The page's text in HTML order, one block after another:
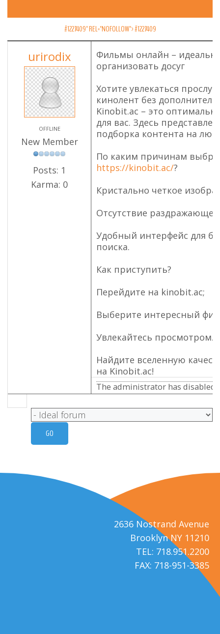
#1227409" REL="NOFOLLOW">#1227409
urirodix
OFFLINE
New Member
Posts: 1
Karma: 0
Фильмы онлайн –
организовать досуг
Хотите увлекаться
кинолент без
Kinobit.ac – это
для вас. Здесь
подборка контента на
По каким причинам
https://kinobit.ac/?
Кристально четкое
Отсутствие
Удобный интерфейс для
поиска.
Как приступить?
Перейдите на kinobit.ac;
Выберите интересный
Увлекайтесь просмотром.
Найдите вселенную
на Kinobit.ac!
The administrator has disabled
2636 Nostrand Avenue
Brooklyn NY 11210
TEL: 718.951.2200
FAX: 718-951-3385